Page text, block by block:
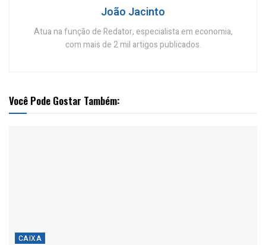
João Jacinto
Atua na função de Redator, especialista em economia,
com mais de 2 mil artigos publicados.
Você Pode Gostar Também:
CAIXA